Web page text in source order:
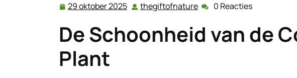
29 oktober 2025 29
2025
thegiftofnature thegiftofnature
0 Reacties
De Schoonheid van de
Plant